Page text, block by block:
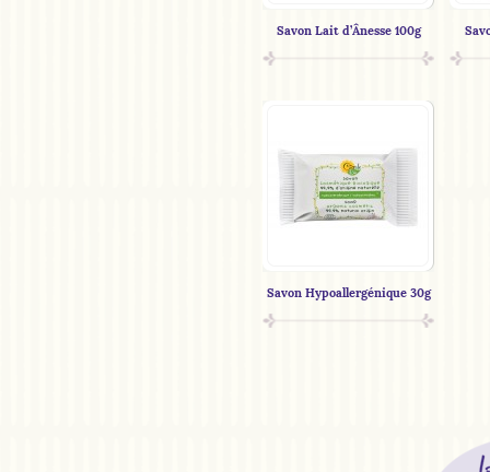
Savon Lait d’Ânesse 100g
Savon Hypoallergénique 30g